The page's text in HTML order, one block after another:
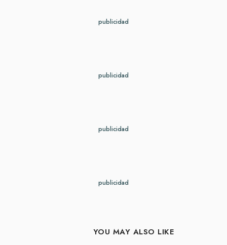
publicidad
publicidad
publicidad
publicidad
YOU MAY ALSO LIKE